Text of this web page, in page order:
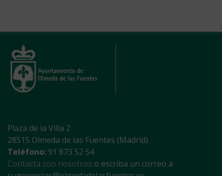
Plaza de la Villa 2
28515 Olmeda de las Fuentes (Madrid)
Teléfono: 91 873 52 54
Contacta con nosotros o escriba un correo a